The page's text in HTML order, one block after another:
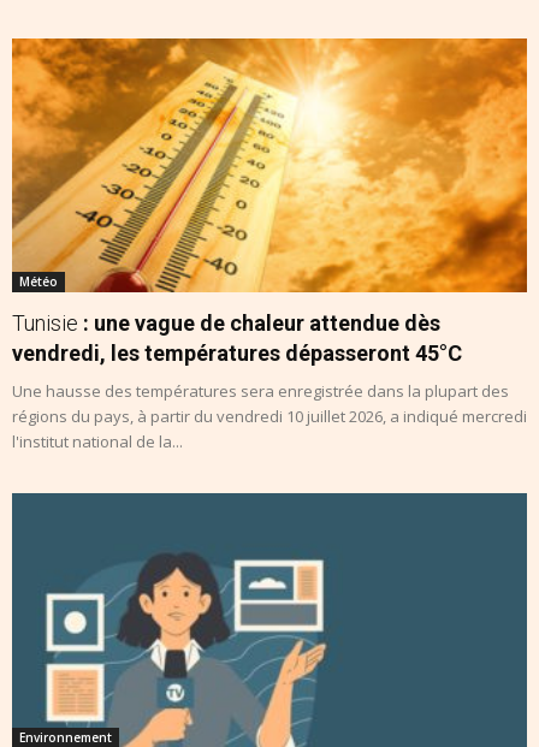
Météo
Tunisie : une vague de chaleur attendue dès
vendredi, les températures dépasseront 45°C
Une hausse des températures sera enregistrée dans la plupart des
régions du pays, à partir du vendredi 10 juillet 2026, a indiqué mercredi
l'institut national de la...
Environnement